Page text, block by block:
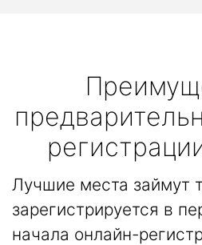
Лучшие места займут
зарегистрируется в
начала онлайн-